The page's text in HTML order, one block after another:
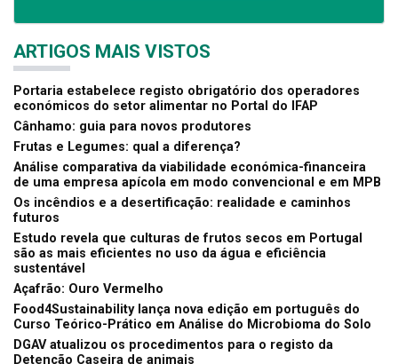
ARTIGOS MAIS VISTOS
Portaria estabelece registo obrigatório dos operadores
económicos do setor alimentar no Portal do IFAP
Cânhamo: guia para novos produtores
Frutas e Legumes: qual a diferença?
Análise comparativa da viabilidade económica-financeira
de uma empresa apícola em modo convencional e em MPB
Os incêndios e a desertificação: realidade e caminhos
futuros
Estudo revela que culturas de frutos secos em Portugal
são as mais eficientes no uso da água e eficiência
sustentável
Açafrão: Ouro Vermelho
Food4Sustainability lança nova edição em português do
Curso Teórico-Prático em Análise do Microbioma do Solo
DGAV atualizou os procedimentos para o registo da
Detenção Caseira de animais